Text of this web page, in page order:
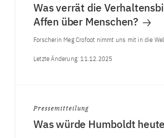
Was verrät die
Affen über Menschen?
Forscherin Meg Crofoot nimmt uns mit in die
Letzte Änderung:11.12.2025
Pressemitteilung
Was würde Humboldt